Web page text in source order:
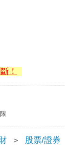
！
＞ 股票/證券